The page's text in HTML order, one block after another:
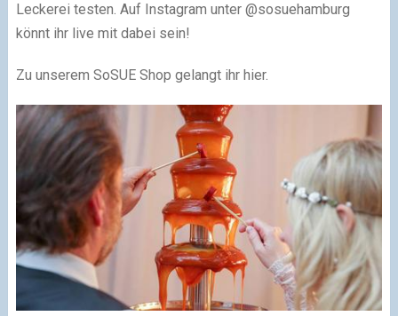
Leckerei testen. Auf Instagram unter @sosuehamburg
könnt ihr live mit dabei sein!
Zu unserem SoSUE Shop gelangt ihr hier.